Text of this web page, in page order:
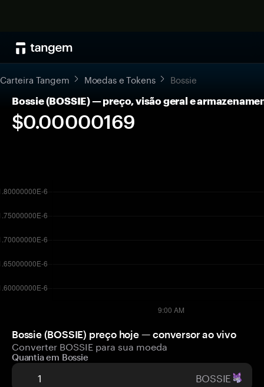
Carteira Tangem Moedas e Tokens Bossie
Bossie (BOSSIE) — preço, visão geral e
$0.00000169
Bossie (BOSSIE) preço hoje — conversor ao vivo
Converter BOSSIE para sua moeda
Quantia em Bossie
BOSSIE